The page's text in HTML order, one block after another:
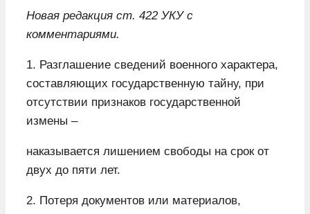
Новая редакция ст. 422 УКУ с
комментариями.
1. Разглашение сведений военного характера,
составляющих государственную тайну, при
отсутствии признаков государственной
измены –
наказывается лишением свободы на срок от
двух до пяти лет.
2. Потеря документов или материалов,